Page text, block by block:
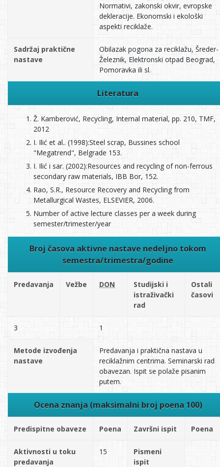
Normativi, zakonski okvir, evropske
dekleracije. Ekonomski i ekološki
aspekti reciklaže.
Sadržaj praktične
nastave
Obilazak pogona za reciklažu, Šreder-
Železnik, Elektronski otpad Beograd,
Pomoravka ili sl.
Literatura
Ž. Kamberović, Recycling, Internal material, pp. 210, TMF,
2012
I. Ilić et al.. (1998):Steel scrap, Bussines school
"Megatrend", Belgrade 153.
I. Ilić i sar. (2002):Resources and recycling of non-ferrous
secondary raw materials, IBB Bor, 152.
Rao, S.R., Resource Recovery and Recycling from
Metallurgical Wastes, ELSEVIER, 2006.
Number of active lecture classes per a week during
semester/trimester/year
Broj časova aktivne nastave nedeljno tokom
semestra/trimestra/godine
Predavanja Vežbe DON
Studijski i
istraživački
rad
Ostali
časovi
3 1
Metode izvođenja
nastave
Predavanja i praktična nastava u
reciklažnim centrima. Seminarski rad
obavezan. Ispit se polaže pisanim
putem.
Ocena znanja (maksimalni broj poena 100)
Predispitne obaveze Poena Završni ispit Poena
Aktivnosti u toku
predavanja
15
Pismeni
ispit